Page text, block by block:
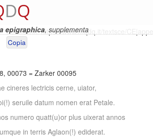
DQ
epigraphica, supplementa
Permalink:https://www.mqdq.it/textsce/
Copia
00073 = Zarker 00095
cineres lectricis cerne, uiator,
seruile datum nomen erat Petale.
numero quatt(u)or plus uixerat annos
in terris Aglaon(!) ediderat.